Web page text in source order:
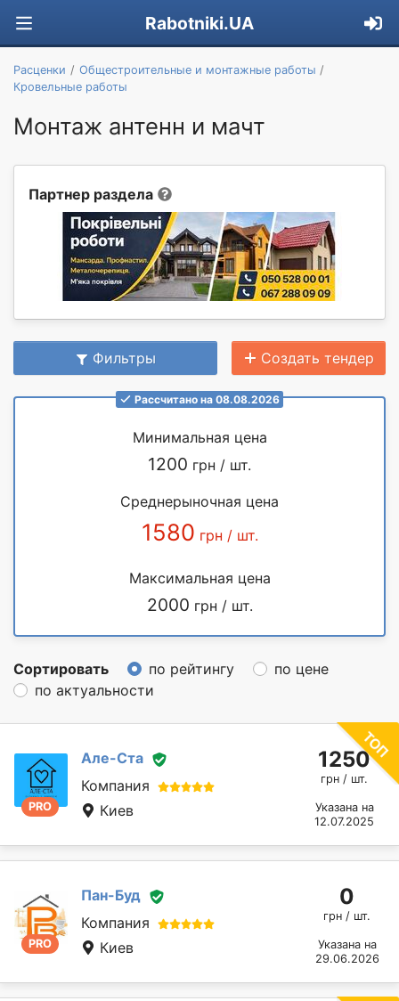
Rabotniki.UA
Расценки
Общестроительные и монтажные работы
Кровельные работы
Монтаж антенн и мачт
Партнер раздела
Фильтры Создать тендер
Рассчитано на 08.08.2026
Минимальная цена
1200 грн / шт.
Среднерыночная цена
1580 грн / шт.
Максимальная цена
2000 грн / шт.
Сортировать по рейтингу
по цене
по актуальности
PRO
Але-Ста
Компания
Киев
1250
грн / шт.
Указана на
12.07.2025
PRO
Пан-Буд
Компания
Киев
0
грн / шт.
Указана на
29.06.2026